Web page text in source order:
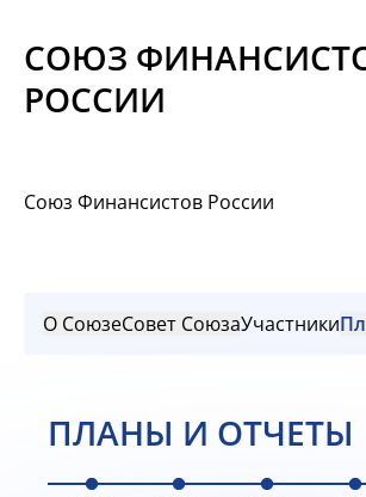
Материалы
СОЮЗ
РОССИИ
Союз Финансистов России
О СоюзеСовет СоюзаУчастники
ПЛАНЫ И ОТЧЕТЫ